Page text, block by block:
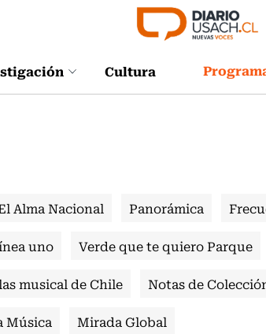
Cultura
Alma Nacional Panorámica
uno Verde que te quiero Parque
musical de Chile Notas de
Música Mirada Global